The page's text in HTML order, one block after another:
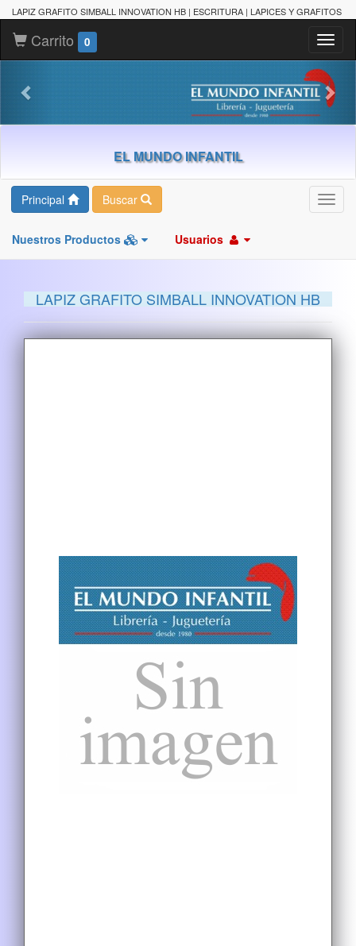
LAPIZ GRAFITO SIMBALL INNOVATION HB | ESCRITURA | LAPICES Y GRAFITOS
Carrito 0
EL MUNDO INFANTIL
Principal Buscar
Nuestros Productos Usuarios
LAPIZ GRAFITO SIMBALL INNOVATION HB